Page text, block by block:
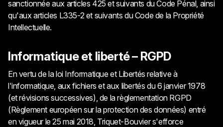
sanctionnée aux articles 425 et suivants du Code Pénal, ainsi
qu'aux articles L335-2 et suivants du Code de la Propriété
Intellectuelle.
Informatique et liberté – RGPD
En vertu de la loi Informatique et Libertés relative à
l'informatique, aux fichiers et aux libertés du 6 janvier 1978
(et révisions successives), de la règlementation RGPD
(Règlement européen sur la protection des données) entré
en vigueur le 25 mai 2018, Triquet-Bouvier s'efforce